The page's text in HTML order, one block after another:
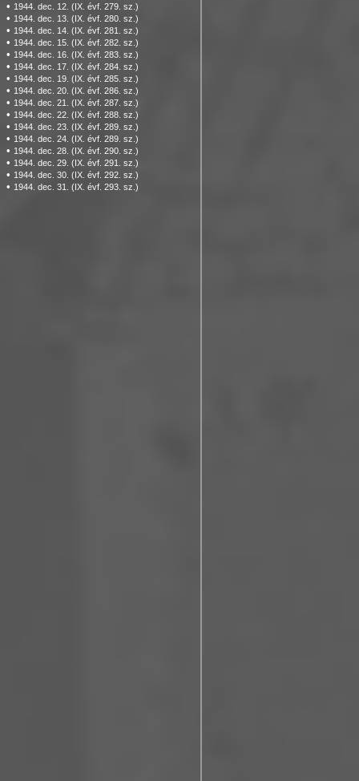
• 1944. dec. 12. (IX. évf. 279. sz.)
• 1944. dec. 13. (IX. évf. 280. sz.)
• 1944. dec. 14. (IX. évf. 281. sz.)
• 1944. dec. 15. (IX. évf. 282. sz.)
• 1944. dec. 16. (IX. évf. 283. sz.)
• 1944. dec. 17. (IX. évf. 284. sz.)
• 1944. dec. 19. (IX. évf. 285. sz.)
• 1944. dec. 20. (IX. évf. 286. sz.)
• 1944. dec. 21. (IX. évf. 287. sz.)
• 1944. dec. 22. (IX. évf. 288. sz.)
• 1944. dec. 23. (IX. évf. 289. sz.)
• 1944. dec. 24. (IX. évf. 289. sz.)
• 1944. dec. 28. (IX. évf. 290. sz.)
• 1944. dec. 29. (IX. évf. 291. sz.)
• 1944. dec. 30. (IX. évf. 292. sz.)
• 1944. dec. 31. (IX. évf. 293. sz.)